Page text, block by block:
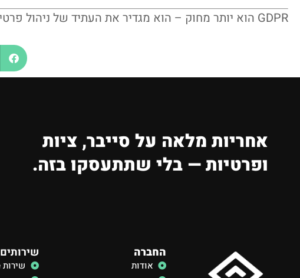
GDPR הוא יותר מחוק – הוא מגדיר את העתיד של ניהול פרטיות המידע בעולם הדיגיטלי. בואו להתקדם עם CYBEROOT ולהבטיח תאימות מלאה, מקצועיות ואמון.
אחריות מלאה על סייבר, ציות
ופרטיות — בלי שתתעסקו בזה.
החברה
אודות
שירותים
שירות CISO as a service